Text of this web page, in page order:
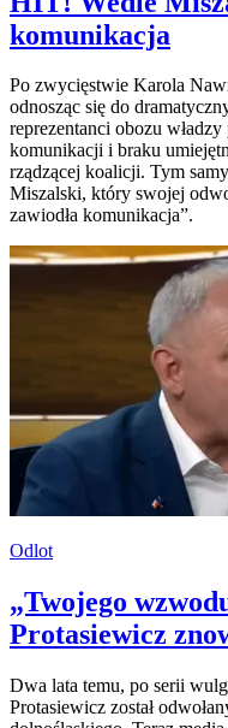
komunikacja
Po zwycięstwie Karola
odnosząc się do
reprezentanci obozu
komunikacji i braku
rządzącej koalicji. Tym
Miszalski, który swojej
zawiodła komunikacja”.
Odlot
„Twojego
Protasiewicz
Dwa lata temu, po serii
Protasiewicz został